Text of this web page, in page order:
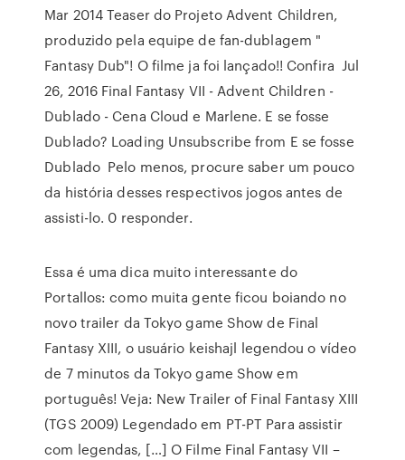
Mar 2014 Teaser do Projeto Advent Children,
produzido pela equipe de fan-dublagem "
Fantasy Dub"! O filme ja foi lançado!! Confira Jul
26, 2016 Final Fantasy VII - Advent Children -
Dublado - Cena Cloud e Marlene. E se fosse
Dublado? Loading Unsubscribe from E se fosse
Dublado Pelo menos, procure saber um pouco
da história desses respectivos jogos antes de
assisti-lo. 0 responder.
Essa é uma dica muito interessante do
Portallos: como muita gente ficou boiando no
novo trailer da Tokyo game Show de Final
Fantasy XIII, o usuário keishajl legendou o vídeo
de 7 minutos da Tokyo game Show em
português! Veja: New Trailer of Final Fantasy XIII
(TGS 2009) Legendado em PT-PT Para assistir
com legendas, […] O Filme Final Fantasy VII –